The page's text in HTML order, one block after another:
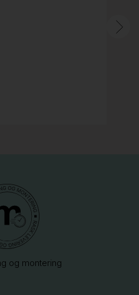
og montering